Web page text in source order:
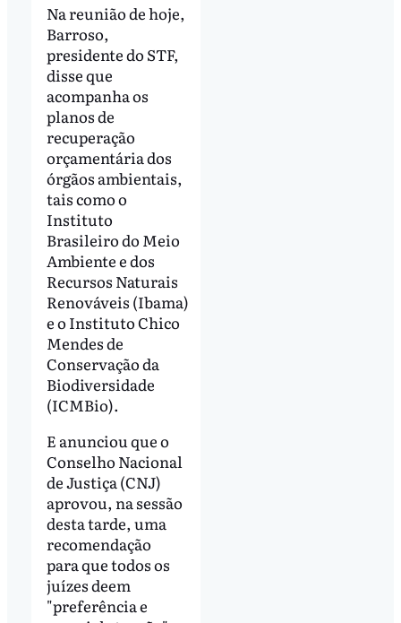
Na reunião de hoje,
Barroso,
presidente do STF,
disse que
acompanha os
planos de
recuperação
orçamentária dos
órgãos ambientais,
tais como o
Instituto
Brasileiro do Meio
Ambiente e dos
Recursos Naturais
Renováveis (Ibama)
e o Instituto Chico
Mendes de
Conservação da
Biodiversidade
(ICMBio).
E anunciou que o
Conselho Nacional
de Justiça (CNJ)
aprovou, na sessão
desta tarde, uma
recomendação
para que todos os
juízes deem
"preferência e